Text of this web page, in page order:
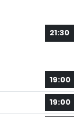
21:30
19:00
19:00